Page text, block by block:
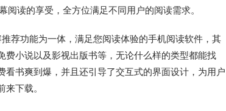
读的享受，全方位满足不同用户的阅读需求。
荐功能为一体，满足您阅读体验的手机阅读软件，其
小说以及影视出版书等，无论什么样的类型都能找
书爽到爆，并且还引导了交互式的界面设计，为用户
下载。